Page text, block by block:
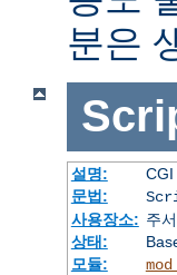
분은
설명:
CGI
문법:
사용장소: 주
상태:
모듈: